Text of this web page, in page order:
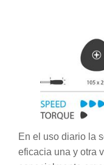
En el uso diario la
eficacia una y otra